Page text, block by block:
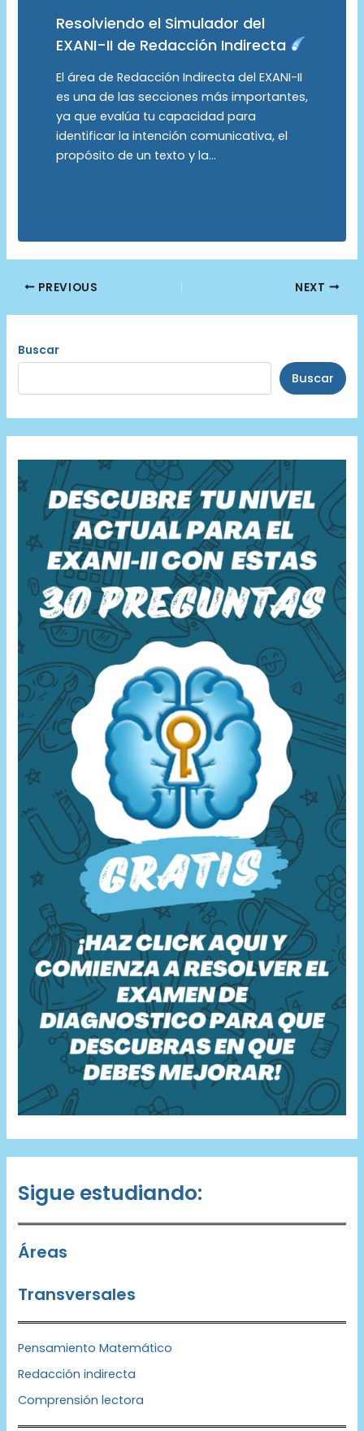
Resolviendo el Simulador del
EXANI-II de Redacción Indirecta
El área de Redacción Indirecta del EXANI-II
es una de las secciones más importantes,
ya que evalúa tu capacidad para
identificar la intención comunicativa, el
propósito de un texto y la…
Post PREVIOUS NEXT
Buscar
Buscar
Sigue estudiando:
Áreas
Transversales
Pensamiento Matemático
Redacción indirecta
Comprensión lectora